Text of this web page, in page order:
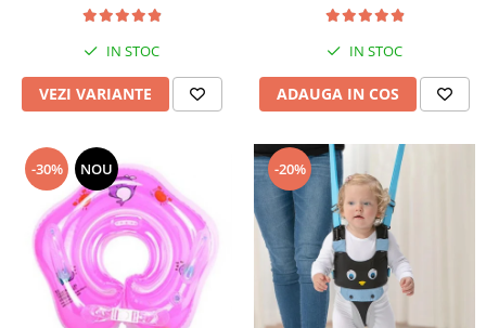
IN STOC
VEZI VARIANTE
IN STOC
ADAUGA IN COS
-30% NOU -20%